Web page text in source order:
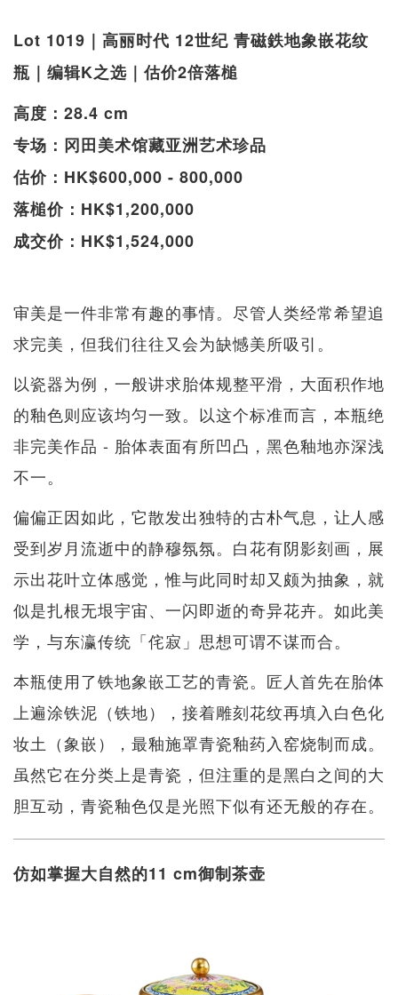
Lot 1019｜高丽时代 12世纪 青磁鉄地象嵌花纹
瓶｜编辑K之选｜估价2倍落槌
高度：28.4 cm
专场：冈田美术馆藏亚洲艺术珍品
估价：HK$600,000 - 800,000
落槌价：HK$1,200,000
成交价：HK$1,524,000
审美是一件非常有趣的事情。尽管人类经常希望追
求完美，但我们往往又会为缺憾美所吸引。
以瓷器为例，一般讲求胎体规整平滑，大面积作地
的釉色则应该均匀一致。以这个标准而言，本瓶绝
非完美作品 - 胎体表面有所凹凸，黑色釉地亦深浅
不一。
偏偏正因如此，它散发出独特的古朴气息，让人感
受到岁月流逝中的静穆氛氛。白花有阴影刻画，展
示出花叶立体感觉，惟与此同时却又颇为抽象，就
似是扎根无垠宇宙、一闪即逝的奇异花卉。如此美
学，与东瀛传统「侘寂」思想可谓不谋而合。
本瓶使用了铁地象嵌工艺的青瓷。匠人首先在胎体
上遍涂铁泥（铁地），接着雕刻花纹再填入白色化
妆土（象嵌），最釉施罩青瓷釉药入窑烧制而成。
虽然它在分类上是青瓷，但注重的是黑白之间的大
胆互动，青瓷釉色仅是光照下似有还无般的存在。
仿如掌握大自然的11 cm御制茶壶